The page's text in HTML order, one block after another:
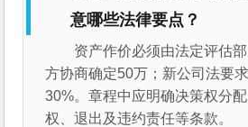
意哪些法律要点？
资产作价必须由法定评估
方协商确定50万；新公司法要
30%。章程中应明确决策权分
权、退出及违约责任等条款。